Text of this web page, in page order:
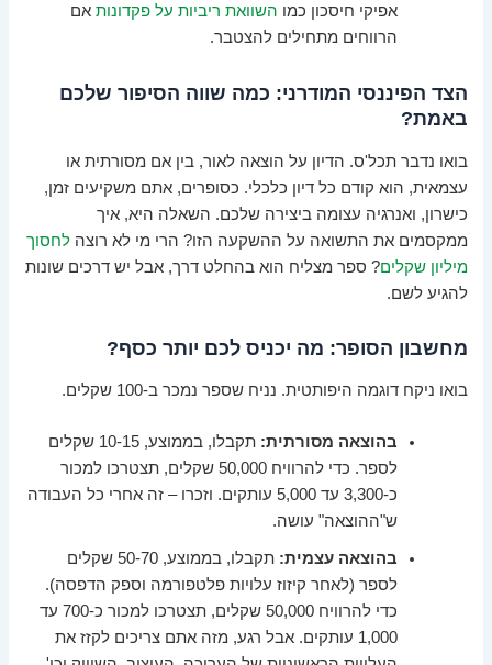
אפיקי חיסכון כמו השוואת ריביות על פקדונות אם
הרווחים מתחילים להצטבר.
הצד הפיננסי המודרני: כמה שווה הסיפור שלכם
באמת?
בואו נדבר תכל'ס. הדיון על הוצאה לאור, בין אם מסורתית או
עצמאית, הוא קודם כל דיון כלכלי. כסופרים, אתם משקיעים זמן,
כישרון, ואנרגיה עצומה ביצירה שלכם. השאלה היא, איך
ממקסמים את התשואה על ההשקעה הזו? הרי מי לא רוצהלחסוך
מיליון שקלים? ספר מצליח הוא בהחלט דרך, אבל יש דרכים שונות
להגיע לשם.
מחשבון הסופר: מה יכניס לכם יותר כסף?
בואו ניקח דוגמה היפותטית. נניח שספר נמכר ב-100 שקלים.
בהוצאה מסורתית:
תקבלו, בממוצע, 10-15 שקלים
לספר. כדי להרוויח 50,000 שקלים, תצטרכו למכור
כ-3,300 עד 5,000 עותקים. וזכרו – זה אחרי כל העבודה
ש"ההוצאה" עושה.
בהוצאה עצמית:
תקבלו, בממוצע, 50-70 שקלים
לספר (לאחר קיזוז עלויות פלטפורמה וספק הדפסה).
כדי להרוויח 50,000 שקלים, תצטרכו למכור כ-700 עד
1,000 עותקים. אבל רגע, מזה אתם צריכים לקזז את